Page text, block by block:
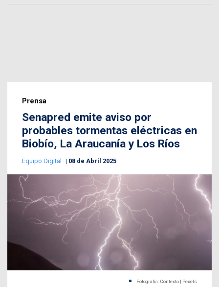
Prensa
Senapred emite aviso por
probables tormentas eléctricas en
Biobío, La Araucanía y Los Ríos
Equipo Digital 08 de Abril 2025
Fotografía: Contexto | Pexels